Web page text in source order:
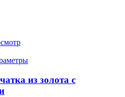
из золота с